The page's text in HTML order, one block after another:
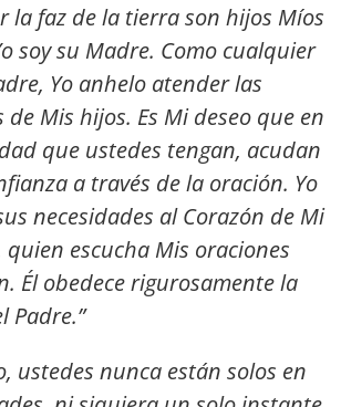
la faz de la tierra son hijos Míos
soy su Madre. Como cualquier
Yo anhelo atender las
de Mis hijos. Es Mi deseo que en
que ustedes tengan, acudan
a través de la oración. Yo
necesidades al Corazón de Mi
escucha Mis oraciones
Él obedece rigurosamente la
Padre.”
ustedes nunca están solos en